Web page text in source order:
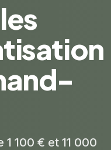
100 € et 11 000